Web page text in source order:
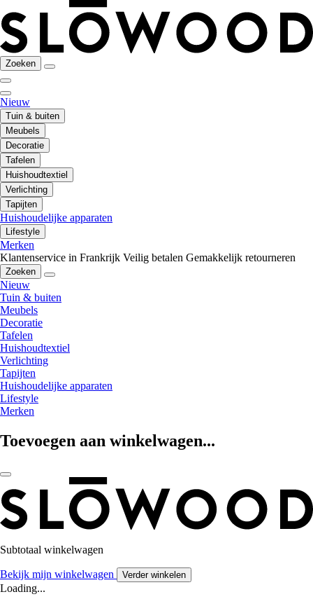
Zoeken
Nieuw
Tuin & buiten
Meubels
Decoratie
Tafelen
Huishoudtextiel
Verlichting
Tapijten
Huishoudelijke apparaten
Lifestyle
Merken
Klantenservice in Frankrijk Veilig betalen Gemakkelijk retourneren
Zoeken
Nieuw
Tuin & buiten
Meubels
Decoratie
Tafelen
Huishoudtextiel
Verlichting
Tapijten
Huishoudelijke apparaten
Lifestyle
Merken
Toevoegen aan winkelwagen...
Subtotaal winkelwagen
Bekijk mijn winkelwagen Verder winkelen
Loading...